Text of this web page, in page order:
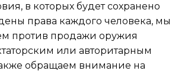
в которых будет сохранено
права каждого человека, мы
против продажи оружия
или авторитарным
обращаем внимание на